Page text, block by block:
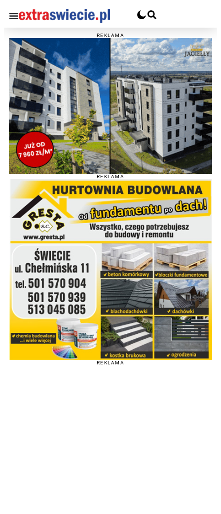
REKLAMA
REKLAMA
REKLAMA